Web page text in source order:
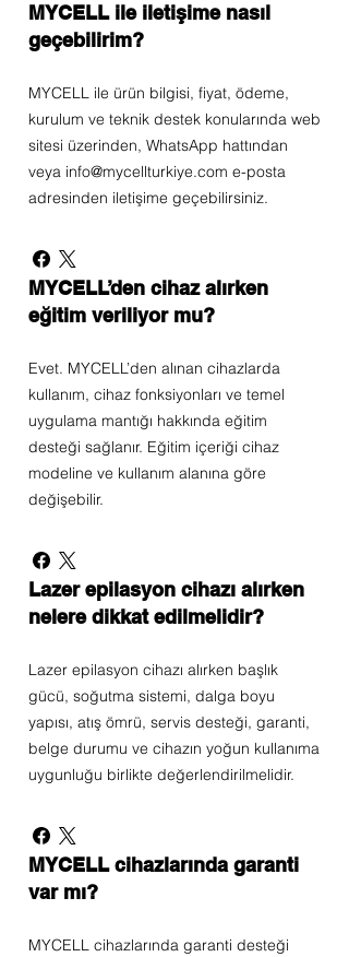
MYCELL ile iletişime nasıl
geçebilirim?
MYCELL ile ürün bilgisi, fiyat, ödeme,
kurulum ve teknik destek konularında web
sitesi üzerinden, WhatsApp hattından
veya info@mycellturkiye.com e-posta
adresinden iletişime geçebilirsiniz.
MYCELL’den cihaz alırken
eğitim veriliyor mu?
Evet. MYCELL’den alınan cihazlarda
kullanım, cihaz fonksiyonları ve temel
uygulama mantığı hakkında eğitim
desteği sağlanır. Eğitim içeriği cihaz
modeline ve kullanım alanına göre
değişebilir.
Lazer epilasyon cihazı alırken
nelere dikkat edilmelidir?
Lazer epilasyon cihazı alırken başlık
gücü, soğutma sistemi, dalga boyu
yapısı, atış ömrü, servis desteği, garanti,
belge durumu ve cihazın yoğun kullanıma
uygunluğu birlikte değerlendirilmelidir.
MYCELL cihazlarında garanti
var mı?
MYCELL cihazlarında garanti desteği